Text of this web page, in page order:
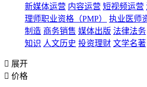
新媒体运营 内容运营 短视频运营
理师职业资格（PMP）
执业医师
制造 商务销售 媒体出版 法律法务
知识 人文历史 投资理财 文学名著
 展开
 价格